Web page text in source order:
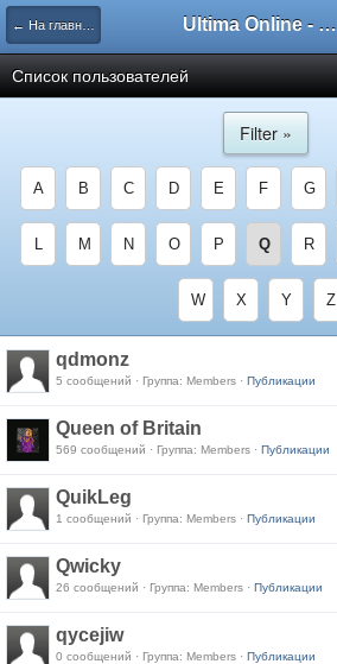
← На главную Ultima Online - Форум Русского сообщества игры
Список пользователей
Filter »
A B C D E F G
L M N O P Q R
W X Y Z
qdmonz
5 сообщений · Группа: Members · Публикации
Queen of Britain
569 сообщений · Группа: Members · Публикации
QuikLeg
1 сообщений · Группа: Members · Публикации
Qwicky
26 сообщений · Группа: Members · Публикации
qycejiw
0 сообщений · Группа: Members · Публикации